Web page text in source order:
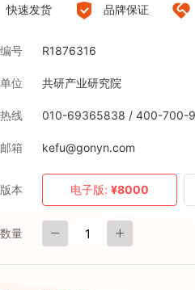
快速发货 品牌保证
号 R1876316
位 共研产业研究院
线 010-69365838 / 400-700-
箱 kefu@gonyn.com
本 电子版: ¥8000
量